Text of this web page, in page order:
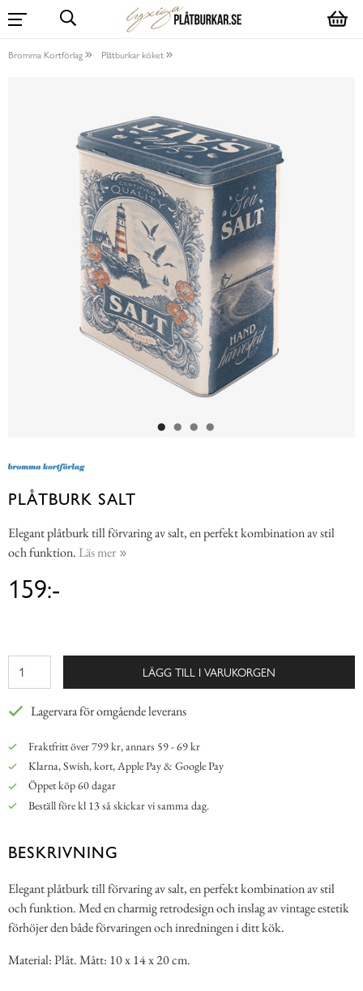
Bromma Kortförlag Plåtburkar köket
PLÅTBURK SALT
Elegant plåtburk till förvaring av salt, en perfekt kombination av stil
och funktion. Läs mer
159:-
LÄGG TILL I VARUKORGEN
Lagervara för omgående leverans
Fraktfritt över 799 kr, annars 59 - 69 kr
Klarna, Swish, kort, Apple Pay & Google Pay
Öppet köp 60 dagar
Beställ före kl 13 så skickar vi samma dag.
BESKRIVNING
Elegant plåtburk till förvaring av salt, en perfekt kombination av stil
och funktion. Med en charmig retrodesign och inslag av vintage estetik
förhöjer den både förvaringen och inredningen i ditt kök.
Material: Plåt. Mått: 10 x 14 x 20 cm.